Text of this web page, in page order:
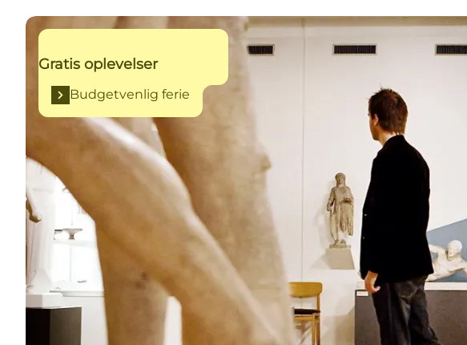
Budgetvenlig ferie
Gratis oplevelser
Budgetvenlig ferie